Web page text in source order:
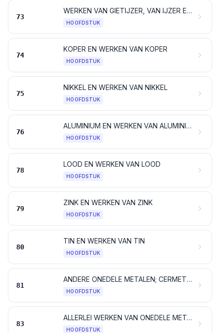
73
WERKEN VAN GIETIJZER, VAN IJZER EN VAN STAAL
HOOFDSTUK
74
KOPER EN WERKEN VAN KOPER
HOOFDSTUK
75
NIKKEL EN WERKEN VAN NIKKEL
HOOFDSTUK
76
ALUMINIUM EN WERKEN VAN ALUMINIUM
HOOFDSTUK
78
LOOD EN WERKEN VAN LOOD
HOOFDSTUK
79
ZINK EN WERKEN VAN ZINK
HOOFDSTUK
80
TIN EN WERKEN VAN TIN
HOOFDSTUK
81
ANDERE ONEDELE METALEN; CERMETS; WERKEN VAN DEZE STOFFEN
HOOFDSTUK
83
ALLERLEI WERKEN VAN ONEDELE METALEN
HOOFDSTUK